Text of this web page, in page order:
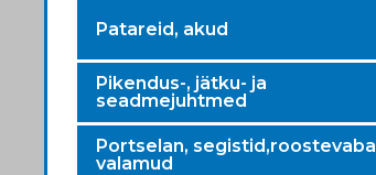
Patareid, akud
Pikendus-, jätku- ja
seadmejuhtmed
Portselan, segistid,roostevaba
valamud